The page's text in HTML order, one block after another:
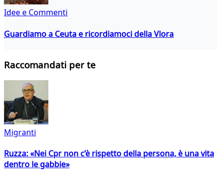
Idee e Commenti
Guardiamo a Ceuta e ricordiamoci della Vlora
Raccomandati per te
Migranti
Ruzza: «Nei Cpr non c’è rispetto della persona, è una vita
dentro le gabbie»